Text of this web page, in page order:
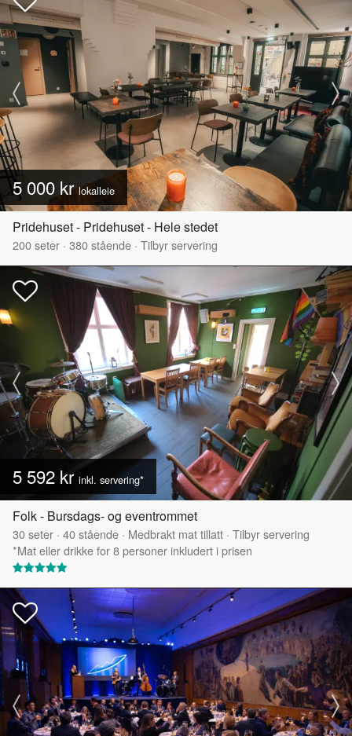
5 000 krlokalleie
Pridehuset - Pridehuset - Hele stedet
200seter · 380stående · Tilbyr servering
5 592 kr inkl. servering*
Folk - Bursdags- og eventrommet
30seter · 40stående · Medbrakt mat tillatt · Tilbyr servering
*Mat eller drikke for 8 personer inkludert i prisen